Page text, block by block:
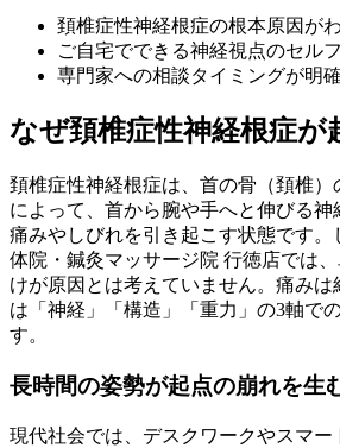
頚椎症性神経根症の根本原因が
ご自宅でできる神経視点のセル
専門家への相談タイミングが明
なぜ頚椎症性神経根症が
頚椎症性神経根症は、首の骨（頚椎）
によって、首から腕や手へと伸びる神
痛みやしびれを引き起こす状態です
体院・鍼灸マッサージ院 行徳店では
けが原因とは考えていません。痛みは
は「神経」「構造」「重力」の3軸で
す。
長時間の姿勢が起点の崩れを生
現代社会では、デスクワークやスマー